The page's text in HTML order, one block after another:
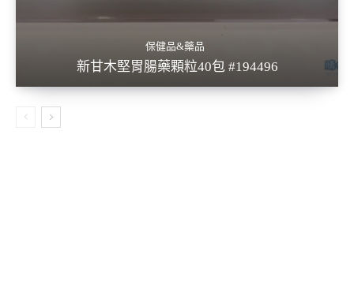
保健品&藥品
新甘木堅胃腸藥顆粒40包 #194496